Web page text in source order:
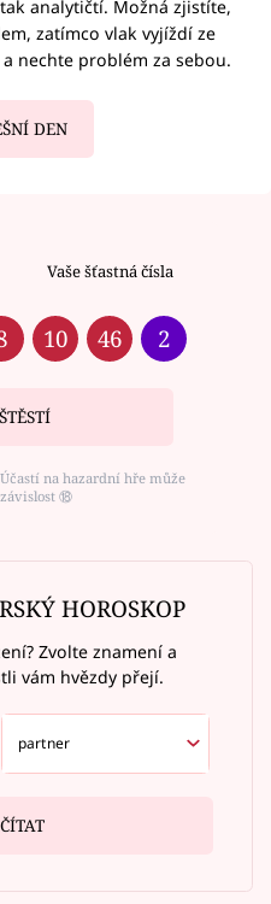
analytičtí. Možná zjistíte,
zatímco vlak vyjíždí ze
nechte problém za sebou.
DEN
Vaše šťastná čísla
10 46 2
na hazardní hře může
⑱
HOROSKOP
Zvolte znamení a
vám hvězdy přejí.